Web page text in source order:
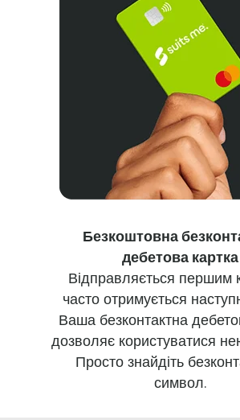
Безкоштовна
дебетова картка
Відправляється першим
часто отримується
Ваша безконтактна
дозволяє користуватися
Просто знайдіть
символ.